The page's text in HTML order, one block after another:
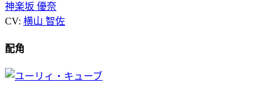
神楽坂 優奈
CV: 横山 智佐
配角